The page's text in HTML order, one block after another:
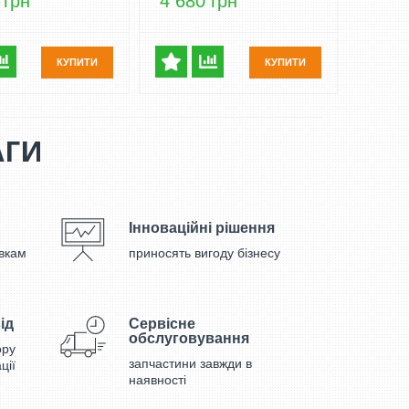
КУПИТИ КУПИТИ
Інноваційні рішення
приносять вигоду бізнесу
Сервісне
обслуговування
запчастини завжди в
наявності